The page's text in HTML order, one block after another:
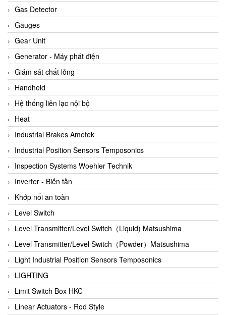
ARCA Regler
Arcos Hydraulik
Ardetem-Sfere-Vietnam
Argal
AS ENERGI
ASCO CO2
Asker
AT2E
ATC Pneumatic
ATEX System
ATI - IA
ATI (Analytical Technology Inc)
Atos
Atrax
Auma
Autec
Auto Flow
Automatic valve
Aventics
Avproglobal
Gas Detector
Gauges
Gear Unit
Generator - Máy phát điện
Giám sát chất lỏng
Handheld
Hệ thống liên lạc nội bộ
Heat
Industrial Brakes Ametek
Industrial Position Sensors Temposonics
Inspection Systems Woehler Technik
Inverter - Biến tần
Khớp nối an toàn
Level Switch
Level Transmitter/Level Switch（Liquid) Matsushima
Level Transmitter/Level Switch（Powder）Matsushima
Light Industrial Position Sensors Temposonics
LIGHTING
Limit Switch Box HKC
Linear Actuators - Rod Style